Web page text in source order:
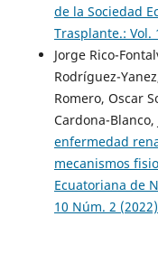
de la Sociedad
Trasplante.: Vol.
Jorge Rico-
Rodríguez-
Romero, Oscar
Cardona-
enfermedad
mecanismos
Ecuatoriana de
10 Núm. 2